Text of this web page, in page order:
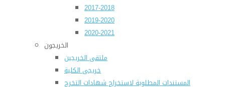
2017-2018
2019-2020
2020-2021
الخريجون
ملتقى الخريجين
خريجى الكلية
المستندات المطلوبة لاستخراج شهادات التخرج